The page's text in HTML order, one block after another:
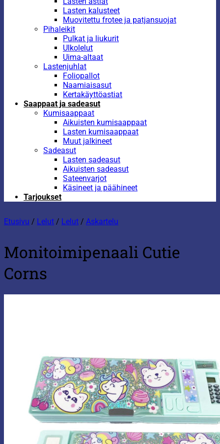
Lasten kalusteet
Muovitettu frotee ja patjansuojat
Pihaleikit
Pulkat ja liukurit
Ulkolelut
Uima-altaat
Lastenjuhlat
Foliopallot
Naamiaisasut
Kertakäyttöastiat
Saappaat ja sadeasut
Kumisaappaat
Aikuisten kumisaappaat
Lasten kumisaappaat
Muut jalkineet
Sadeasut
Lasten sadeasut
Aikuisten sadeasut
Sateenvarjot
Käsineet ja päähineet
Tarjoukset
Etusivu / Lelut / Lelut / Askartelu
Monitoimipenaali Cutie
Corns